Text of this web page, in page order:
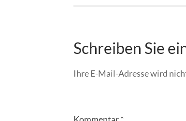
Schreiben Sie
Ihre E-Mail-Adresse wird